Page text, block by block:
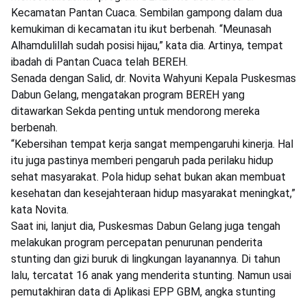
Kecamatan Pantan Cuaca. Sembilan gampong dalam dua
kemukiman di kecamatan itu ikut berbenah. “Meunasah
Alhamdulillah sudah posisi hijau,” kata dia. Artinya, tempat
ibadah di Pantan Cuaca telah BEREH.
Senada dengan Salid, dr. Novita Wahyuni Kepala Puskesmas
Dabun Gelang, mengatakan program BEREH yang
ditawarkan Sekda penting untuk mendorong mereka
berbenah.
“Kebersihan tempat kerja sangat mempengaruhi kinerja. Hal
itu juga pastinya memberi pengaruh pada perilaku hidup
sehat masyarakat. Pola hidup sehat bukan akan membuat
kesehatan dan kesejahteraan hidup masyarakat meningkat,”
kata Novita.
Saat ini, lanjut dia, Puskesmas Dabun Gelang juga tengah
melakukan program percepatan penurunan penderita
stunting dan gizi buruk di lingkungan layanannya. Di tahun
lalu, tercatat 16 anak yang menderita stunting. Namun usai
pemutakhiran data di Aplikasi EPP GBM, angka stunting